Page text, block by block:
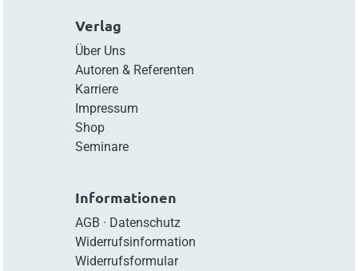
Verlag
Über Uns
Autoren & Referenten
Karriere
Impressum
Shop
Seminare
Informationen
AGB · Datenschutz
Widerrufsinformation
Widerrufsformular